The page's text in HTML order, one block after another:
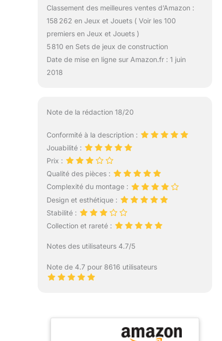
Classement des meilleures ventes d’Amazon :
158 262 en Jeux et Jouets ( Voir les 100
premiers en Jeux et Jouets )
5 810 en Sets de jeux de construction
Date de mise en ligne sur Amazon.fr : 1 juin
2018
Note de la rédaction 18/20
Conformité à la description :
Jouabilité :
Prix :
Qualité des pièces :
Complexité du montage :
Design et esthétique :
Stabilité :
Collection et rareté :
Notes des utilisateurs 4.7/5
Note de 4.7 pour 8616 utilisateurs